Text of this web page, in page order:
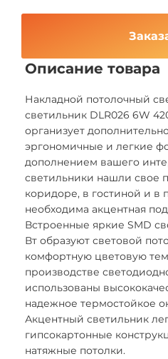
Описание товара
Накладной потолочный
светильник DLR026 6W
организует
эргономичные и легкие
дополнением вашего
светильники нашли свое
коридоре, в гостиной и в
необходима акцентная
Встроенные яркие SMD
Вт образуют световой
комфортную цветовую
производстве
использованы
надежное термостойкое
Акцентный светильник
гипсокартонные
натяжные потолки.